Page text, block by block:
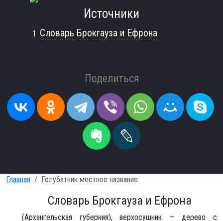
Источники
Словарь Брокгауза и Ефрона
Поделиться
Главная Голубятник местное название
Словарь Брокгауза и Ефрона
(Архангельская губерния), верхосушник — дерево с